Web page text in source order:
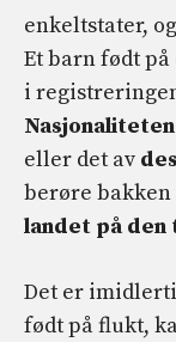
enkeltstater,
Et barn født
i
eller det av
berøre
landet på den
Det er
født på flukt,